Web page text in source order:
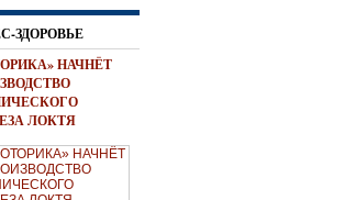
ЗДОРОВЬЕ
НАЧНЁТ
ЛОКТЯ